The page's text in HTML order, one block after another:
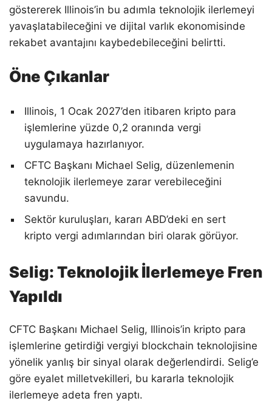
göstererek Illinois’in bu adımla teknolojik ilerlemeyi
yavaşlatabileceğini ve dijital varlık ekonomisinde
rekabet avantajını kaybedebileceğini belirtti.
Öne Çıkanlar
Illinois, 1 Ocak 2027’den itibaren kripto para
işlemlerine yüzde 0,2 oranında vergi
uygulamaya hazırlanıyor.
CFTC Başkanı Michael Selig, düzenlemenin
teknolojik ilerlemeye zarar verebileceğini
savundu.
Sektör kuruluşları, kararı ABD’deki en sert
kripto vergi adımlarından biri olarak görüyor.
Selig: Teknolojik İlerlemeye Fren
Yapıldı
CFTC Başkanı Michael Selig, Illinois’in kripto para
işlemlerine getirdiği vergiyi blockchain teknolojisine
yönelik yanlış bir sinyal olarak değerlendirdi. Selig’e
göre eyalet milletvekilleri, bu kararla teknolojik
ilerlemeye adeta fren yaptı.